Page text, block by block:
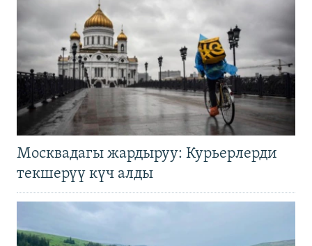
Москвадагы жардыруу: Курьерлерди
текшерүү күч алды